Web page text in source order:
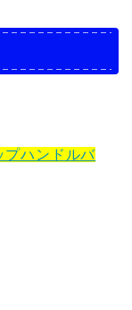
プハンドルバ